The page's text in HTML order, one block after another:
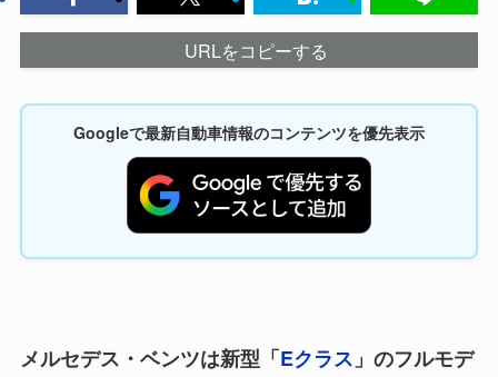
URLをコピーする
Googleで最新自動車情報のコンテンツを優先表示
メルセデス・ベンツは新型「Eクラス 」のフルモデ